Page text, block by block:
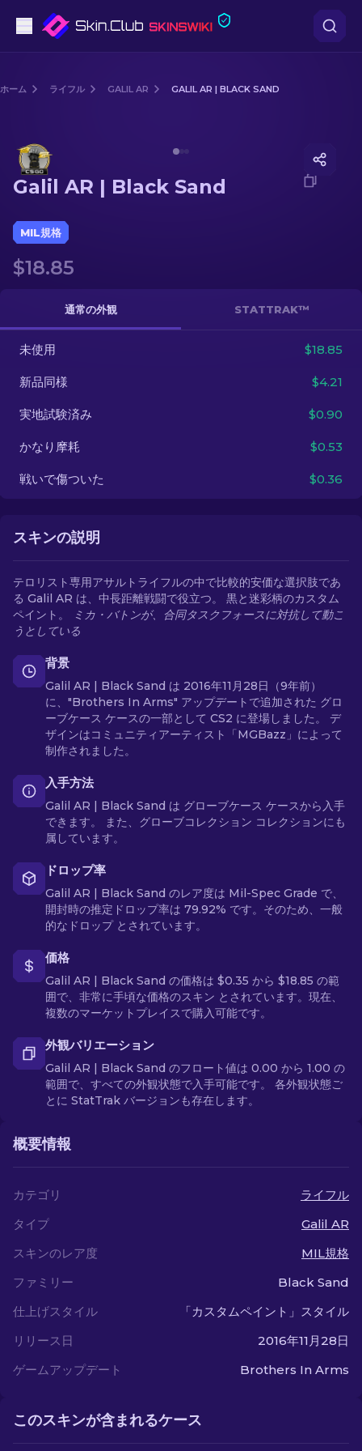
ライフル
スナイパーライフル
ナイフ
グローブ
ケース
その他
ホーム ライフル GALIL AR GALIL AR | BLACK SAND
Galil AR | Black Sand
MIL規格
$18.85
通常の外観 STATTRAK™
未使用 $18.85
新品同様 $4.21
実地試験済み $0.90
かなり摩耗 $0.53
戦いで傷ついた $0.36
スキンの説明
テロリスト専用アサルトライフルの中で比較的安価な選択肢であ
る Galil AR は、中長距離戦闘で役立つ。 黒と迷彩柄のカスタム
ペイント。
ミカ・バトンが、合同タスクフォースに対抗して動こ
うとしている
背景
Galil AR | Black Sand は 2016年11月28日（9年前）
に、"Brothers In Arms" アップデートで追加された グロ
ーブケース ケースの一部として CS2 に登場しました。 デ
ザインはコミュニティアーティスト「MGBazz」によって
制作されました。
入手方法
Galil AR | Black Sand は グローブケース ケースから入手
できます。 また、グローブコレクション コレクションにも
属しています。
ドロップ率
Galil AR | Black Sand のレア度は Mil-Spec Grade で、
開封時の推定ドロップ率は 79.92% です。そのため、一般
的なドロップ とされています。
価格
Galil AR | Black Sand の価格は $0.35 から $18.85 の範
囲で、非常に手頃な価格のスキン とされています。現在、
複数のマーケットプレイスで購入可能です。
外観バリエーション
Galil AR | Black Sand のフロート値は 0.00 から 1.00 の
範囲で、すべての外観状態で入手可能です。 各外観状態ご
とに StatTrak バージョンも存在します。
概要情報
カテゴリ
ライフル
タイプ
Galil AR
スキンのレア度
MIL規格
ファミリー
Black Sand
仕上げスタイル
「カスタムペイント」スタイル
リリース日
2016年11月28日
ゲームアップデート
Brothers In Arms
このスキンが含まれるケース